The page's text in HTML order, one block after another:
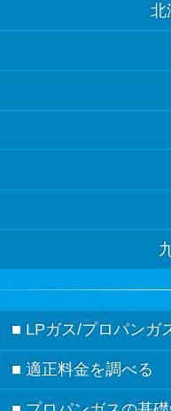
北
■ LPガス/プロパンガ
ガ
■ 適正料金を調べる